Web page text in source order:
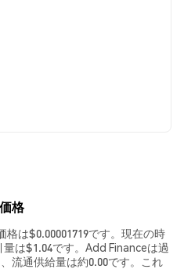
格
は$0.00001719です。現在の時
は$1.04です。Add Financeは過
流通供給量は約0.00です。これ